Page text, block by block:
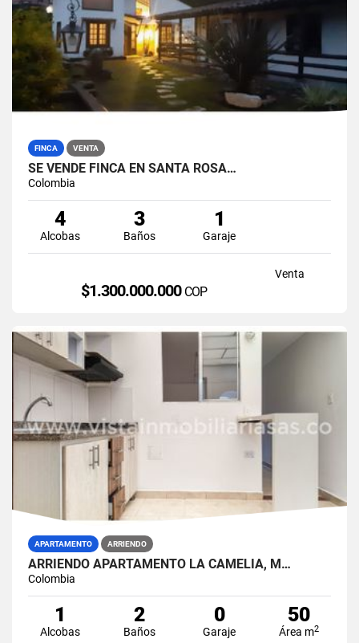
FINCA VENTA
SE VENDE FINCA EN SANTA ROSA…
Colombia
4
Alcobas
3
Baños
1
Garaje
Venta
$1.300.000.000 COP
APARTAMENTO ARRIENDO
ARRIENDO APARTAMENTO LA CAMELIA, M…
Colombia
1
Alcobas
2
Baños
0
Garaje
50
Área m2